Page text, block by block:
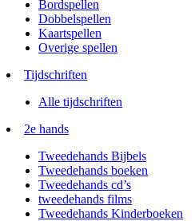
Bordspellen
Dobbelspellen
Kaartspellen
Overige spellen
Tijdschriften
Alle tijdschriften
2e hands
Tweedehands Bijbels
Tweedehands boeken
Tweedehands cd’s
tweedehands films
Tweedehands Kinderboeken